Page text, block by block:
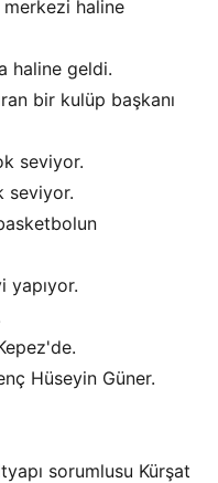
haline
haline geldi.
bir kulüp başkanı
seviyor.
seviyor.
yapıyor.
Hüseyin Güner.
sorumlusu Kürşat